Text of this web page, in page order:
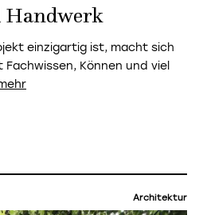
Handwerk
einzigartig ist, macht sich
Können und viel
Architektur